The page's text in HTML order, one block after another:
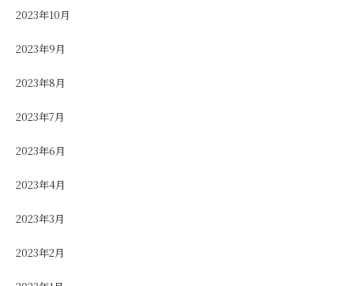
2023年10月
2023年9月
2023年8月
2023年7月
2023年6月
2023年4月
2023年3月
2023年2月